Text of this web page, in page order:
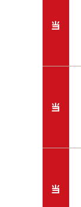
当
当
当